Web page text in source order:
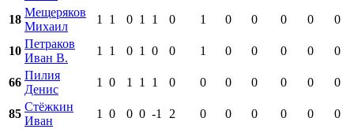
18
Мещеряков
Михаил
1 1 0 1 1 0 1 0 0 0 0 0
10
Петраков
Иван В.
1 1 0 1 0 0 1 0 0 0 0 0
66
Пилия
Денис
1 0 1 1 1 0 0 0 0 0 0 0
85
Стёжкин
Иван
1 0 0 0 -1 2 0 0 0 0 0
0